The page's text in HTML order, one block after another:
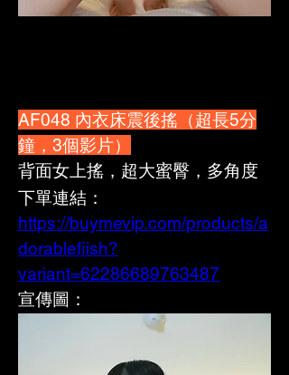
AF048 內衣床震後搖（超長5分
鐘，3個影片）
背面女上搖，超大蜜臀，多角度
下單連結：
https://buymevip.com/products/a
dorablefiish?
variant=62286689763487
宣傳圖：